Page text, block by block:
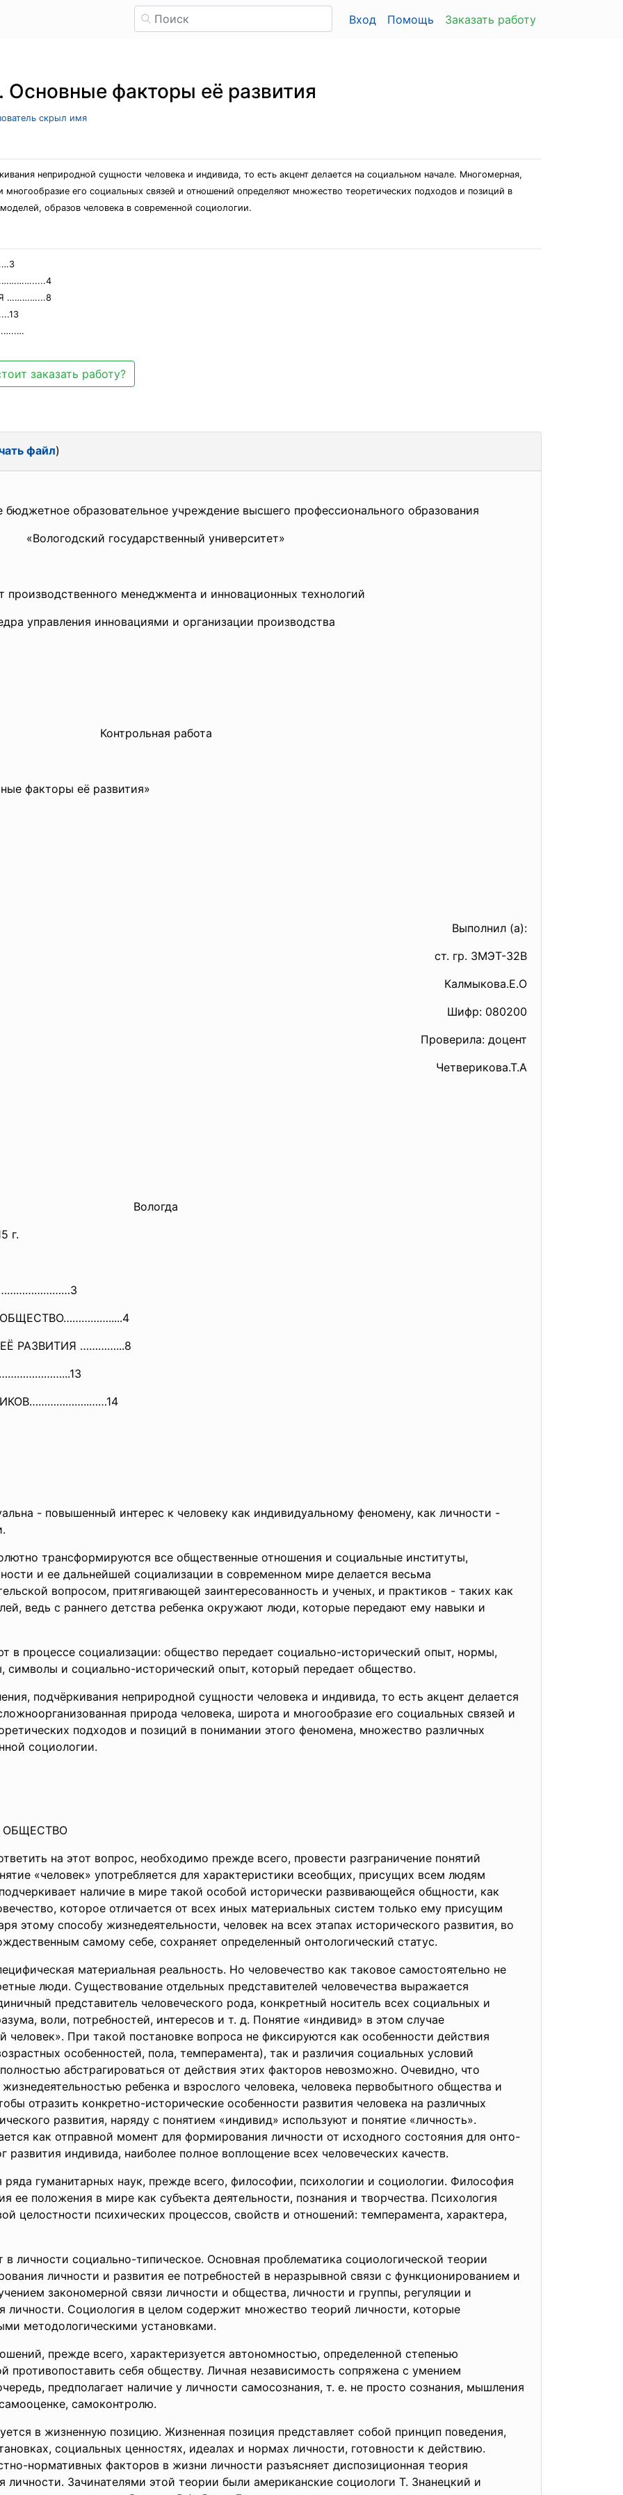
Вход Помощь Заказать работу
Основные факторы её развития
скрыл имя
неприродной сущности человека и индивида, то есть акцент делается на социальном начале. Многомерная,
его социальных связей и отношений определяют множество теоретических подходов и позиций в
образов человека в современной социологии.
…………...8
заказать работу?
файл)
бюджетное образовательное учреждение высшего профессионального образования
«Вологодский государственный университет»
производственного менеджмента и инновационных технологий
управления инновациями и организации производства
Контрольная работа
факторы её развития»
Выполнил (а):
ст. гр. ЗМЭТ-32В
Калмыкова.Е.О
Шифр: 080200
Проверила: доцент
Четверикова.Т.А
Вологда
………3
РАЗВИТИЯ …………...8
……...13
- повышенный интерес к человеку как индивидуальному феномену, как личности -
трансформируются все общественные отношения и социальные институты,
и ее дальнейшей социализации в современном мире делается весьма
вопросом, притягивающей заинтересованность и ученых, и практиков - таких как
ведь с раннего детства ребенка окружают люди, которые передают ему навыки и
в процессе социализации: общество передает социально-исторический опыт, нормы,
символы и социально-исторический опыт, который передает общество.
подчёркивания неприродной сущности человека и индивида, то есть акцент делается
природа человека, широта и многообразие его социальных связей и
подходов и позиций в понимании этого феномена, множество различных
социологии.
ОБЩЕСТВО
на этот вопрос, необходимо прежде всего, провести разграничение понятий
«человек» употребляется для характеристики всеобщих, присущих всем людям
наличие в мире такой особой исторически развивающейся общности, как
которое отличается от всех иных материальных систем только ему присущим
этому способу жизнедеятельности, человек на всех этапах исторического развития, во
самому себе, сохраняет определенный онтологический статус.
материальная реальность. Но человечество как таковое самостоятельно не
люди. Существование отдельных представителей человечества выражается
представитель человеческого рода, конкретный носитель всех социальных и
воли, потребностей, интересов и т. д. Понятие «индивид» в этом случае
человек». При такой постановке вопроса не фиксируются как особенности действия
особенностей, пола, темперамента), так и различия социальных условий
абстрагироваться от действия этих факторов невозможно. Очевидно, что
ребенка и взрослого человека, человека первобытного общества и
отразить конкретно-исторические особенности развития человека на различных
развития, наряду с понятием «индивид» используют и понятие «личность».
как отправной момент для формирования личности от исходного состояния для онто-
развития индивида, наиболее полное воплощение всех человеческих качеств.
ряда гуманитарных наук, прежде всего, философии, психологии и социологии. Философия
ее положения в мире как субъекта деятельности, познания и творчества. Психология
целостности психических процессов, свойств и отношений: темперамента, характера,
личности социально-типическое. Основная проблематика социологической теории
личности и развития ее потребностей в неразрывной связи с функционированием и
закономерной связи личности и общества, личности и группы, регуляции и
личности. Социология в целом содержит множество теорий личности, которые
методологическими установками.
прежде всего, характеризуется автономностью, определенной степенью
противопоставить себя обществу. Личная независимость сопряжена с умением
предполагает наличие у личности самосознания, т. е. не просто сознания, мышления
самоконтролю.
в жизненную позицию. Жизненная позиция представляет собой принцип поведения,
социальных ценностях, идеалах и нормах личности, готовности к действию.
нормативных факторов в жизни личности разъясняет диспозиционная теория
личности. Зачинателями этой теории были американские социологи Т. Знанецкий и